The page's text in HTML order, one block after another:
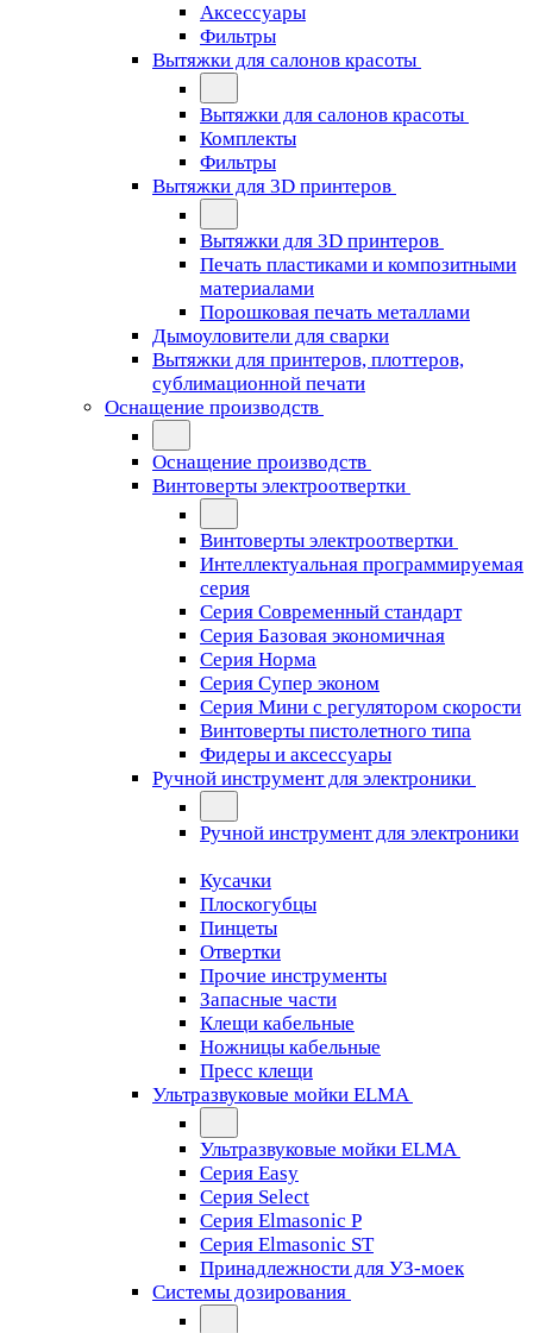
Аксессуары
Фильтры
Вытяжки для салонов красоты
Вытяжки для салонов красоты
Комплекты
Фильтры
Вытяжки для 3D принтеров
Вытяжки для 3D принтеров
Печать пластиками и композитными
материалами
Порошковая печать металлами
Дымоуловители для сварки
Вытяжки для принтеров, плоттеров,
сублимационной печати
Оснащение производств
Оснащение производств
Винтоверты электроотвертки
Винтоверты электроотвертки
Интеллектуальная программируемая
серия
Серия Современный стандарт
Серия Базовая экономичная
Серия Норма
Серия Cупер эконом
Серия Мини с регулятором скорости
Винтоверты пистолетного типа
Фидеры и аксессуары
Ручной инструмент для электроники
Ручной инструмент для электроники
Кусачки
Плоскогубцы
Пинцеты
Отвертки
Прочие инструменты
Запасные части
Клещи кабельные
Ножницы кабельные
Пресс клещи
Ультразвуковые мойки ELMA
Ультразвуковые мойки ELMA
Серия Easy
Серия Select
Серия Elmasonic P
Серия Elmasonic ST
Принадлежности для УЗ-моек
Системы дозирования